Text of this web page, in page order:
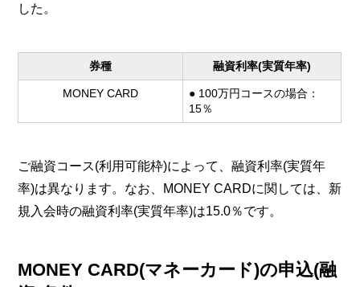
した。
券種 融資利率(実質年率)
MONEY CARD
● 100万円コースの場合：
15％
ご融資コース(利用可能枠)によって、融資利率(実質年
率)は異なります。なお、MONEY CARDに関しては、新
規入会時の融資利率(実質年率)は15.0％です。
MONEY CARD(マネーカード)の申込(融